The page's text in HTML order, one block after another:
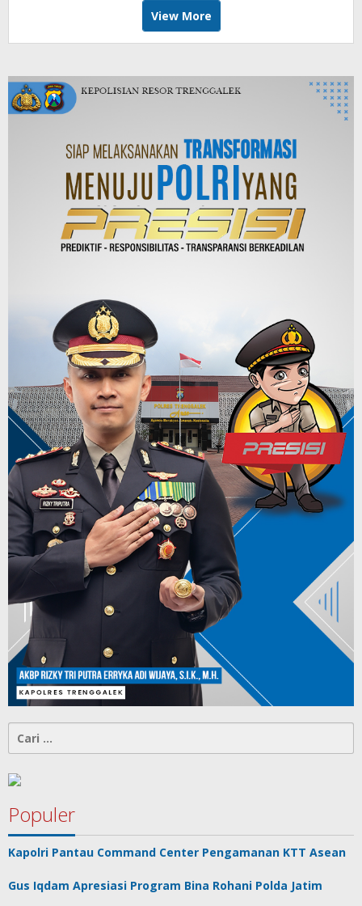
View More
untuk:
Populer
Kapolri Pantau Command Center Pengamanan KTT Asean
Gus Iqdam Apresiasi Program Bina Rohani Polda Jatim